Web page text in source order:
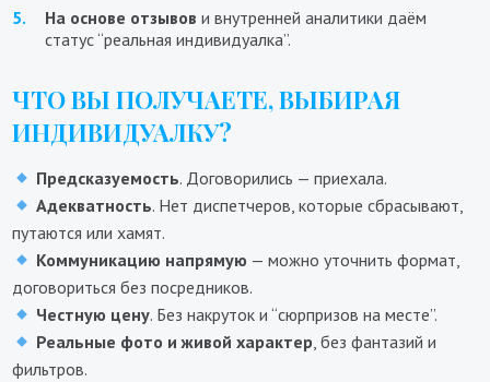
На основе отзывов и внутренней аналитики даём
статус “реальная индивидуалка”.
ЧТО ВЫ ПОЛУЧАЕТЕ, ВЫБИРАЯ
ИНДИВИДУАЛКУ?
Предсказуемость. Договорились — приехала.
Адекватность. Нет диспетчеров, которые сбрасывают,
путаются или хамят.
Коммуникацию напрямую — можно уточнить формат,
договориться без посредников.
Честную цену. Без накруток и “сюрпризов на месте”.
Реальные фото и живой характер, без фантазий и
фильтров.